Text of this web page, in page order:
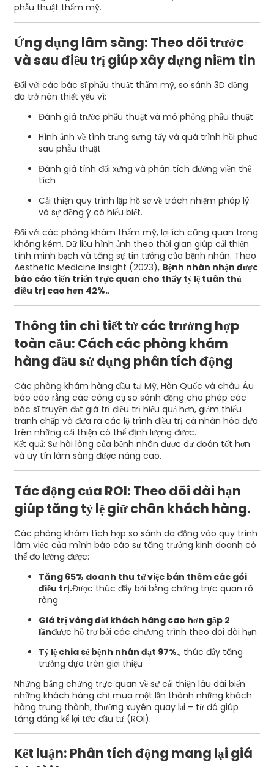
phẫu thuật thẩm mỹ.
Ứng dụng lâm sàng: Theo dõi trước
và sau điều trị giúp xây dựng niềm tin
Đối với các bác sĩ phẫu thuật thẩm mỹ, so sánh 3D động
đã trở nên thiết yếu vì:
Đánh giá trước phẫu thuật và mô phỏng phẫu thuật
Hình ảnh về tình trạng sưng tấy và quá trình hồi phục
sau phẫu thuật
Đánh giá tính đối xứng và phân tích đường viền thể
tích
Cải thiện quy trình lập hồ sơ về trách nhiệm pháp lý
và sự đồng ý có hiểu biết.
Đối với các phòng khám thẩm mỹ, lợi ích cũng quan trọng
không kém. Dữ liệu hình ảnh theo thời gian giúp cải thiện
tính minh bạch và tăng sự tin tưởng của bệnh nhân. Theo
Aesthetic Medicine Insight (2023), Bệnh nhân nhận được
báo cáo tiến triển trực quan cho thấy tỷ lệ tuân thủ
điều trị cao hơn 42%..
Thông tin chi tiết từ các trường hợp
toàn cầu: Cách các phòng khám
hàng đầu sử dụng phân tích động
Các phòng khám hàng đầu tại Mỹ, Hàn Quốc và châu Âu
báo cáo rằng các công cụ so sánh động cho phép các
bác sĩ truyền đạt giá trị điều trị hiệu quả hơn, giảm thiểu
tranh chấp và đưa ra các lộ trình điều trị cá nhân hóa dựa
trên những cải thiện có thể định lượng được.
Kết quả: Sự hài lòng của bệnh nhân được dự đoán tốt hơn
và uy tín lâm sàng được nâng cao.
Tác động của ROI: Theo dõi dài hạn
giúp tăng tỷ lệ giữ chân khách hàng.
Các phòng khám tích hợp so sánh da động vào quy trình
làm việc của mình báo cáo sự tăng trưởng kinh doanh có
thể đo lường được:
Tăng 65% doanh thu từ việc bán thêm các gói
điều trị.Được thúc đẩy bởi bằng chứng trực quan rõ
ràng
Giá trị vòng đời khách hàng cao hơn gấp 2
lầnđược hỗ trợ bởi các chương trình theo dõi dài hạn
Tỷ lệ chia sẻ bệnh nhân đạt 97%., thúc đẩy tăng
trưởng dựa trên giới thiệu
Những bằng chứng trực quan về sự cải thiện lâu dài biến
những khách hàng chỉ mua một lần thành những khách
hàng trung thành, thường xuyên quay lại – từ đó giúp
tăng đáng kể lợi tức đầu tư (ROI).
Kết luận: Phân tích động mang lại giá